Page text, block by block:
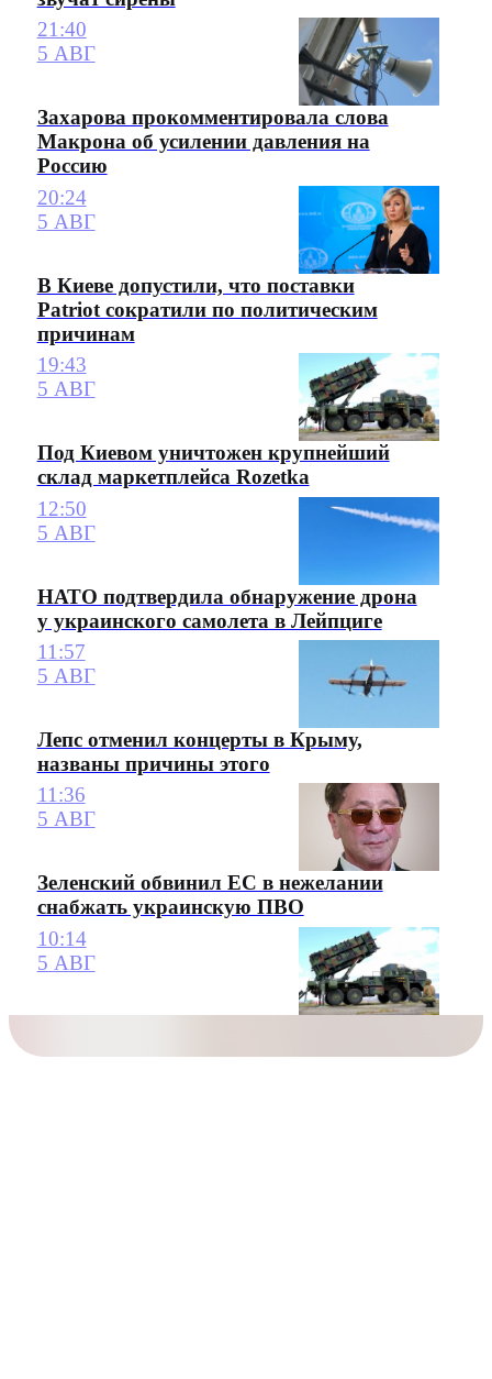
21:40
5 АВГ
Захарова прокомментировала слова
Макрона об усилении давления на
Россию
20:24
5 АВГ
В Киеве допустили, что поставки
Patriot сократили по политическим
причинам
19:43
5 АВГ
Под Киевом уничтожен крупнейший
склад маркетплейса Rozetka
12:50
5 АВГ
НАТО подтвердила обнаружение дрона
у украинского самолета в Лейпциге
11:57
5 АВГ
Лепс отменил концерты в Крыму,
названы причины этого
11:36
5 АВГ
Зеленский обвинил ЕС в нежелании
снабжать украинскую ПВО
10:14
5 АВГ